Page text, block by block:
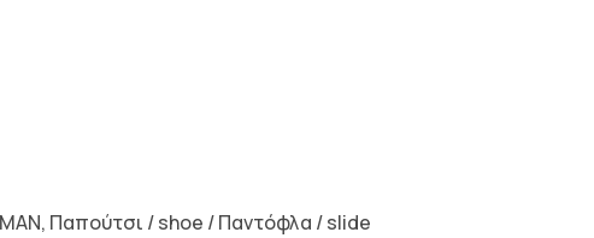
, Παπούτσι / shoe / Παντόφλα / slide